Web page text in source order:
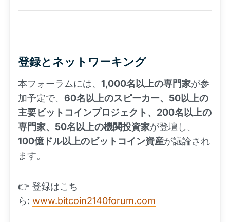
登録とネットワーキング
本フォーラムには、 1,000名以上の専門家が参
加予定で、 60名以上のスピーカー、50以上の
主要ビットコインプロジェクト、200名以上の
専門家、50名以上の機関投資家が登壇し、
100億ドル以上のビットコイン資産が議論され
ます。
👉 登録はこち
ら: www.bitcoin2140forum.com